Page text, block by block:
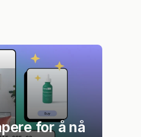
for å nå